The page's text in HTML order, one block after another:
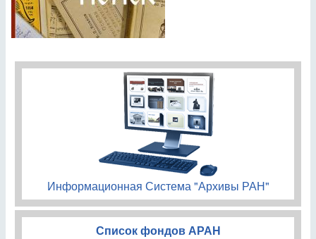
Информационная Система "Архивы РАН"
Список фондов АРАН